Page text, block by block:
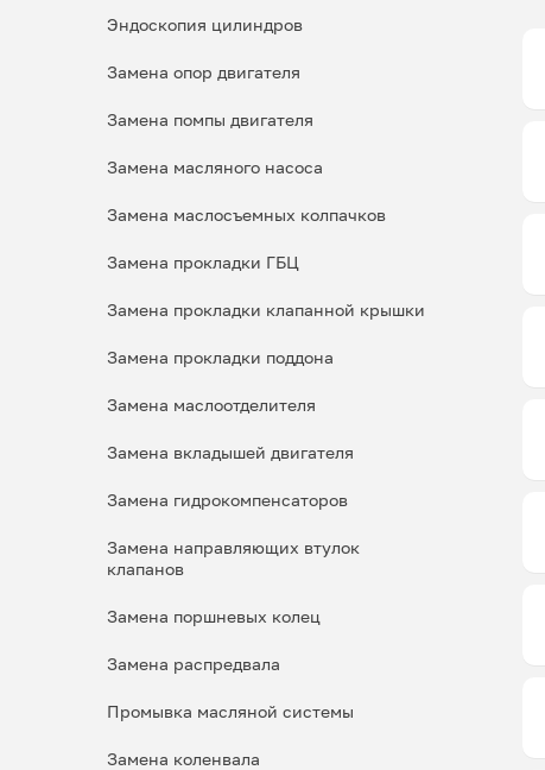
Эндоскопия цилиндров
Замена опор двигателя
Замена помпы двигателя
Замена масляного насоса
Замена маслосъемных колпачков
Замена прокладки ГБЦ
Замена прокладки клапанной крышки
Замена прокладки поддона
Замена маслоотделителя
Замена вкладышей двигателя
Замена гидрокомпенсаторов
Замена направляющих втулок
клапанов
Замена поршневых колец
Замена распредвала
Промывка масляной системы
Замена коленвала